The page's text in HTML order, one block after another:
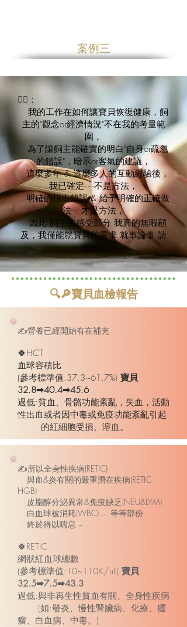
案例三
👩‍⚕️：
我的工作在如何讓寶貝恢復健康，飼
主的"觀念or經濟情況"不在我的考量範
圍，
為了讓飼主能確實的明白"自身or疏忽
的錯誤"，暗示or客氣的建議，
這麼多年 & 這麼多人的互動經驗後，
我已確定- - -不是方法，
明確的指出錯誤 & 給予明確的正確做
法- - -才是方法，
因此 飼主的感受部分 我真的無暇顧
及，我僅能就寶貝的需求 就事論事 請
理解 ~
🔍🔎寶貝血檢報告
✍️營養已經開始有在補充
🍀HCT
血球容積比
(參考標準值:37.3~61.7%) 寶貝
32.8➡40.4➡45.6
過低:貧血、骨骼功能紊亂，失血，活動
性出血或者因中毒或免疫功能紊亂引起
的紅細胞受損、溶血。
✍所以全身性疾病(RETIC)
與血&炎有關的嚴重潛在疾病(RETIC-
HGB)
皮脂醇分泌異常&免疫缺乏(NEU&LYM)
白血球被消耗(WBC) ... 等等部份
終於得以喘息 ~
🍀RETIC
網狀紅血球總數
(參考標準值:10~110K/uL) 寶貝
32.5➡7.5➡43.3
過低:與非再生性貧血有關、全身性疾病
(如:發炎、慢性腎臟病、化療、腫
瘤、白血病、中毒。)